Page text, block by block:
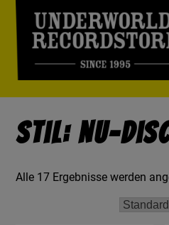
Stil: Nu-
Alle 17 Ergebnisse werden